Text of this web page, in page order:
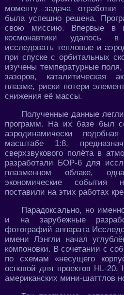
моменту задача отработки
была успешно решена.
свою миссию. Впервые в
космонавтики удалось
исследовать тепловые и
при спуске с орбитальных
изучены температурные
зазоров, каталитическая
плазме, риски потери
снижения её массы.
Полученные данные
программ. На их базе был
аэродинамически
масштабе 1:8,
сверхзвукового полёта в
разработали БОР-6 для
плазменном облаке,
экономические события
поставили на этих работах
Парадоксально, но
и на зарубежные
фотографий аппарата
имени Лэнгли начал
компоновки. В сочетании с
по схемам «несущего
основой для проектов HL-
американских мини-шаттлов